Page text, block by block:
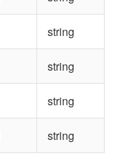
string
string
string
string